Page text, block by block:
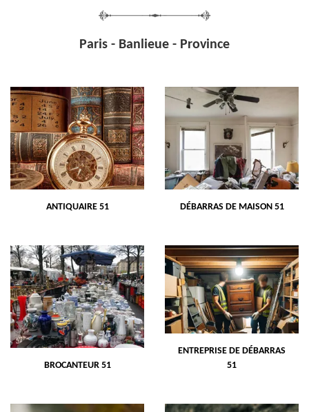
Paris - Banlieue - Province
ANTIQUAIRE 51 DÉBARRAS DE MAISON 51
BROCANTEUR 51
ENTREPRISE DE DÉBARRAS
51